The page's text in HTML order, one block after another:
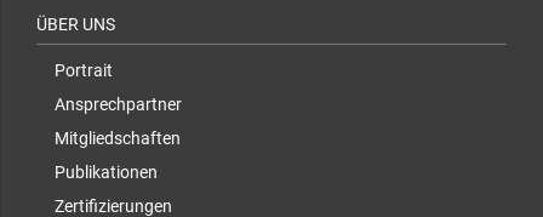
ÜBER UNS
Portrait
Ansprechpartner
Mitgliedschaften
Publikationen
Zertifizierungen